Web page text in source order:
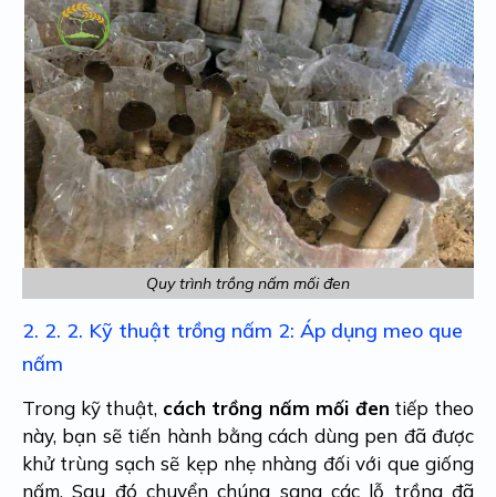
Quy trình trồng nấm mối đen
2. 2. 2. Kỹ thuật trồng nấm 2: Áp dụng meo que
nấm
Trong kỹ thuật, cách trồng nấm mối đen tiếp theo
này, bạn sẽ tiến hành bằng cách dùng pen đã được
khử trùng sạch sẽ kẹp nhẹ nhàng đối với que giống
nấm. Sau đó chuyển chúng sang các lỗ trồng đã